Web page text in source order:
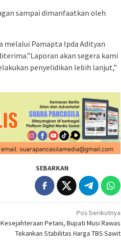
sampai dimanfaatkan oleh
melalui Pamapta Ipda Adityan
akan segera kami
penyelidikan lebih lanjut,”
SEBARKAN
Pos berikutnya
Petani, Bupati Musi Rawas
Tekankan Stabilitas Harga TBS Sawit